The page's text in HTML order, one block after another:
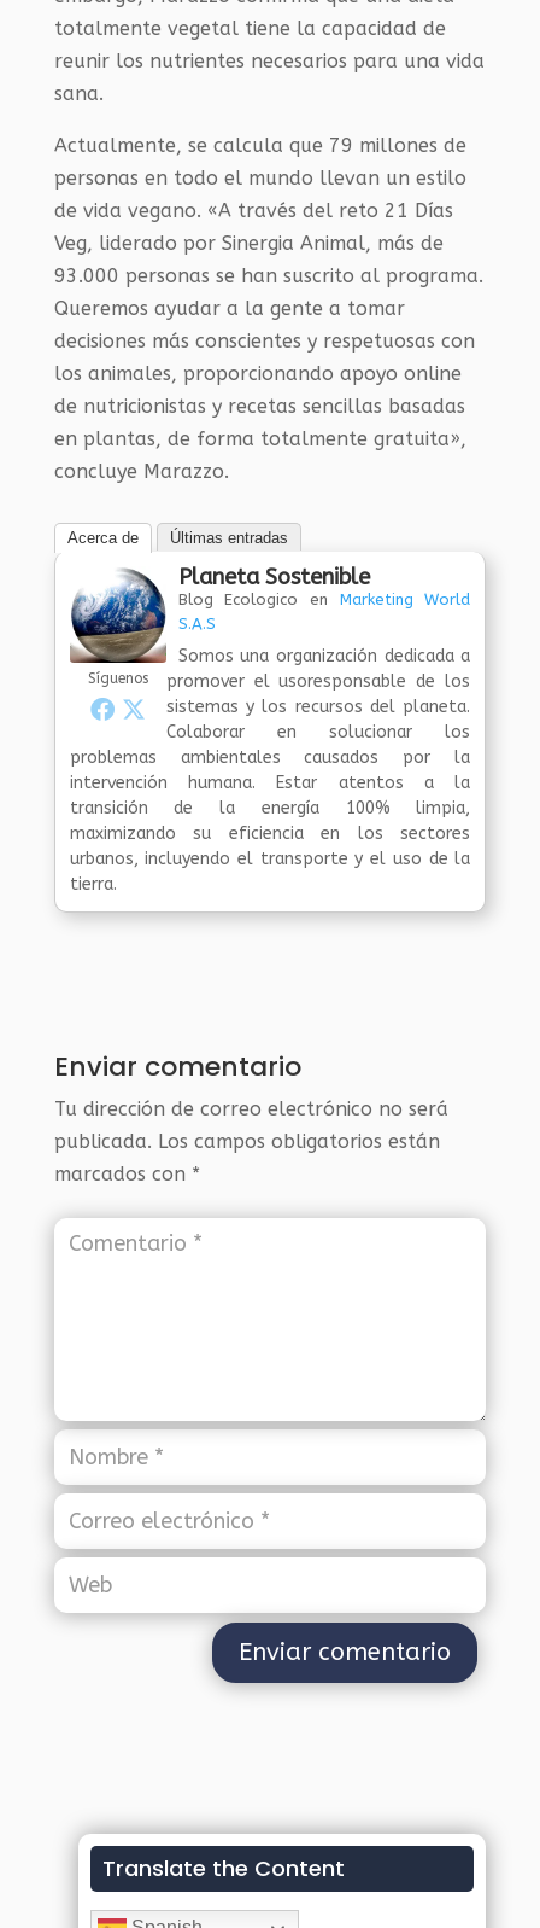
totalmente vegetal tiene la capacidad de
reunir los nutrientes necesarios para una vida
sana.
Actualmente, se calcula que 79 millones de
personas en todo el mundo llevan un estilo
de vida vegano. «A través del reto 21 Días
Veg, liderado por Sinergia Animal, más de
93.000 personas se han suscrito al programa.
Queremos ayudar a la gente a tomar
decisiones más conscientes y respetuosas con
los animales, proporcionando apoyo online
de nutricionistas y recetas sencillas basadas
en plantas, de forma totalmente gratuita»,
concluye Marazzo.
Acerca de Últimas entradas
Síguenos
Planeta Sostenible
Blog Ecologico en Marketing World
S.A.S
Somos una organización dedicada a
promover el usoresponsable de los
sistemas y los recursos del planeta.
Colaborar en solucionar los
problemas ambientales causados por la
intervención humana. Estar atentos a la
transición de la energía 100% limpia,
maximizando su eficiencia en los sectores
urbanos, incluyendo el transporte y el uso de la
tierra.
Enviar comentario
Tu dirección de correo electrónico no será
publicada. Los campos obligatorios están
marcados con *
Translate the Content